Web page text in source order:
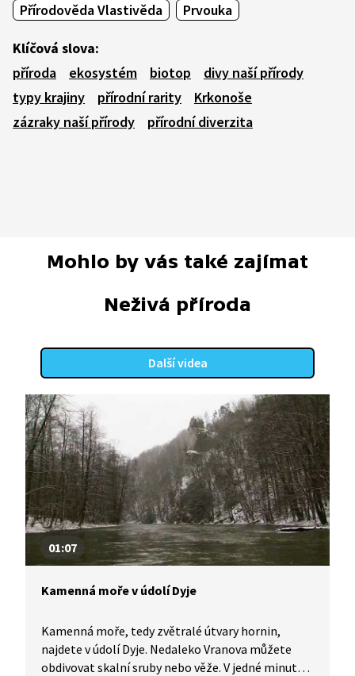
Přírodověda Vlastivěda
Prvouka
Klíčová slova:
příroda
ekosystém biotop
divy naší přírody
typy krajiny
přírodní rarity
Krkonoše
zázraky naší přírody
přírodní diverzita
Mohlo by vás také zajímat
Neživá příroda
Další videa
01:07
Kamenná moře v údolí Dyje
Kamenná moře, tedy zvětralé útvary hornin,
najdete v údolí Dyje. Nedaleko Vranova můžete
obdivovat skalní sruby nebo věže. V jedné minutě